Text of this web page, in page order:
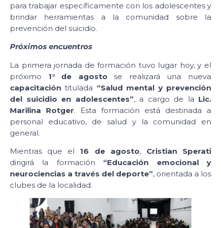
para trabajar específicamente con los adolescentes y
brindar herramientas a la comunidad sobre la
prevención del suicidio.
Próximos encuentros
La primera jornada de formación tuvo lugar hoy, y el
próximo 1° de agosto se realizará una nueva
capacitacióntitulada “Salud mental y prevención
del suicidio en adolescentes”, a cargo de la Lic.
Marilina Rotger. Esta formación está destinada a
personal educativo, de salud y la comunidad en
general.
Mientras que el 16 de agosto, Cristian Sperati
dirigirá la formación “Educación emocional y
neurociencias a través del deporte”, orientada a los
clubes de la localidad.